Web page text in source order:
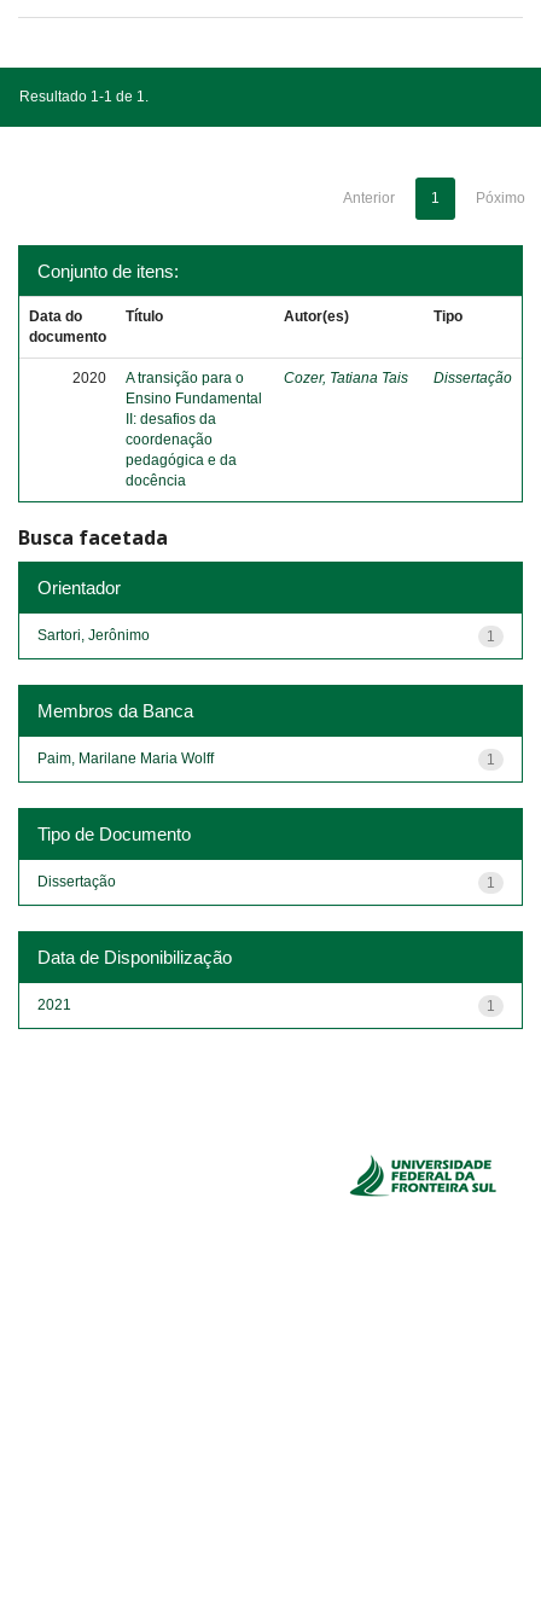
Resultado 1-1 de 1.
Anterior 1 Póximo
Conjunto de itens:
Data do
documento
Título Autor(es) Tipo
2020
A transição para o
Ensino Fundamental
II: desafios da
coordenação
pedagógica e da
docência
Cozer, Tatiana Tais Dissertação
Busca facetada
Orientador
1
Sartori, Jerônimo
Membros da Banca
1
Paim, Marilane Maria Wolff
Tipo de Documento
1
Dissertação
Data de Disponibilização
1
2021